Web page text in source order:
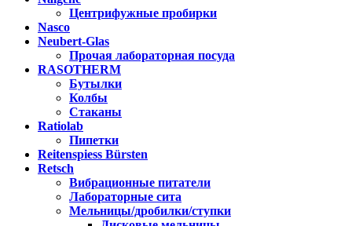
Центрифужные пробирки
Nasco
Neubert-Glas
Прочая лабораторная посуда
RASOTHERM
Бутылки
Колбы
Стаканы
Ratiolab
Пипетки
Reitenspiess Bürsten
Retsch
Вибрационные питатели
Лабораторные сита
Мельницы/дробилки/ступки